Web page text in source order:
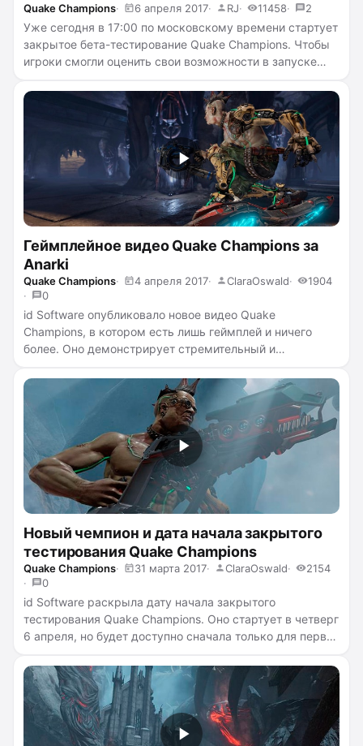
Quake Champions 6 апреля 2017 RJ 11458 2
Уже сегодня в 17:00 по московскому времени стартует
закрытое бета-тестирование Quake Champions. Чтобы
игроки смогли оценить свои возможности в запуске
рекомендуемые системные требования игры. В целом,
требования довольно просты и незамысловаты...
читать полностью →
Геймплейное видео Quake Champions за
Anarki
Quake Champions 4 апреля 2017 ClaraOswald
1904
0
id Software опубликовало новое видео Quake
Champions, в котором есть лишь геймплей и ничего
более. Оно демонстрирует стремительный и
представленного чемпиона Anarki, с особенностями
которого вы можете ознакомиться
здесь
. Кстати,
играет за чемпиона известный американский
киберспортсмен в Quake ZeRo4, завоевавший в своё
время немало титулов на QuakeCon
читать полностью
→
Новый чемпион и дата начала закрытого
тестирования Quake Champions
Quake Champions 31 марта 2017 ClaraOswald
2154
0
id Software раскрыла дату начала закрытого
тестирования Quake Champions. Оно стартует в четверг
6 апреля, но будет доступно сначала только для первой
увеличивать количество участников закрытого
тестирования, так что вы по-прежнему можете
записываться на негоздесь. Новый представленный
чемпион по имени Anarki будет в списке персонажей, за
которых вы сможете сыграть. Давайте разберёмся,